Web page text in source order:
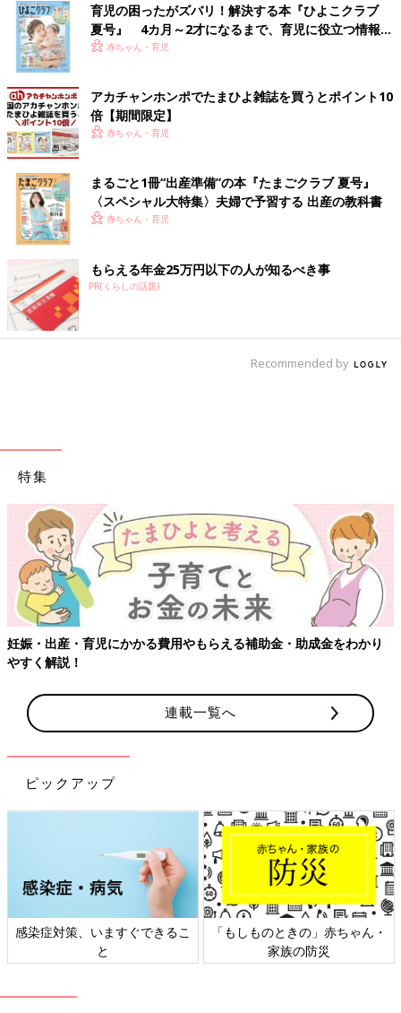
育児の困ったがズバリ！解決する本『ひよこクラブ
夏号』 4カ月～2才になるまで、育児に役立つ情報が
いっぱい！
赤ちゃん・育児
アカチャンホンポでたまひよ雑誌を買うとポイント10
倍【期間限定】
赤ちゃん・育児
まるごと1冊“出産準備”の本『たまごクラブ 夏号』
〈スペシャル大特集〉夫婦で予習する 出産の教科書
赤ちゃん・育児
もらえる年金25万円以下の人が知るべき事
PR(くらしの話題)
Recommended by
特集
妊娠・出産・育児にかかる費用やもらえる補助金・助成金をわかり
やすく解説！
連載一覧へ
ピックアップ
感染症対策、いますぐできるこ
と
「もしものときの」赤ちゃん・
家族の防災